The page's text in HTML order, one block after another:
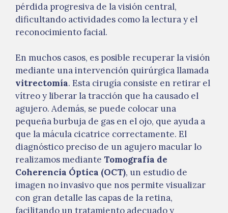
pérdida progresiva de la visión central,
dificultando actividades como la lectura y el
reconocimiento facial.
En muchos casos, es posible recuperar la visión
mediante una intervención quirúrgica llamada
vitrectomía. Esta cirugía consiste en retirar el
vítreo y liberar la tracción que ha causado el
agujero. Además, se puede colocar una
pequeña burbuja de gas en el ojo, que ayuda a
que la mácula cicatrice correctamente. El
diagnóstico preciso de un agujero macular lo
realizamos mediante Tomografía de
Coherencia Óptica (OCT), un estudio de
imagen no invasivo que nos permite visualizar
con gran detalle las capas de la retina,
facilitando un tratamiento adecuado y